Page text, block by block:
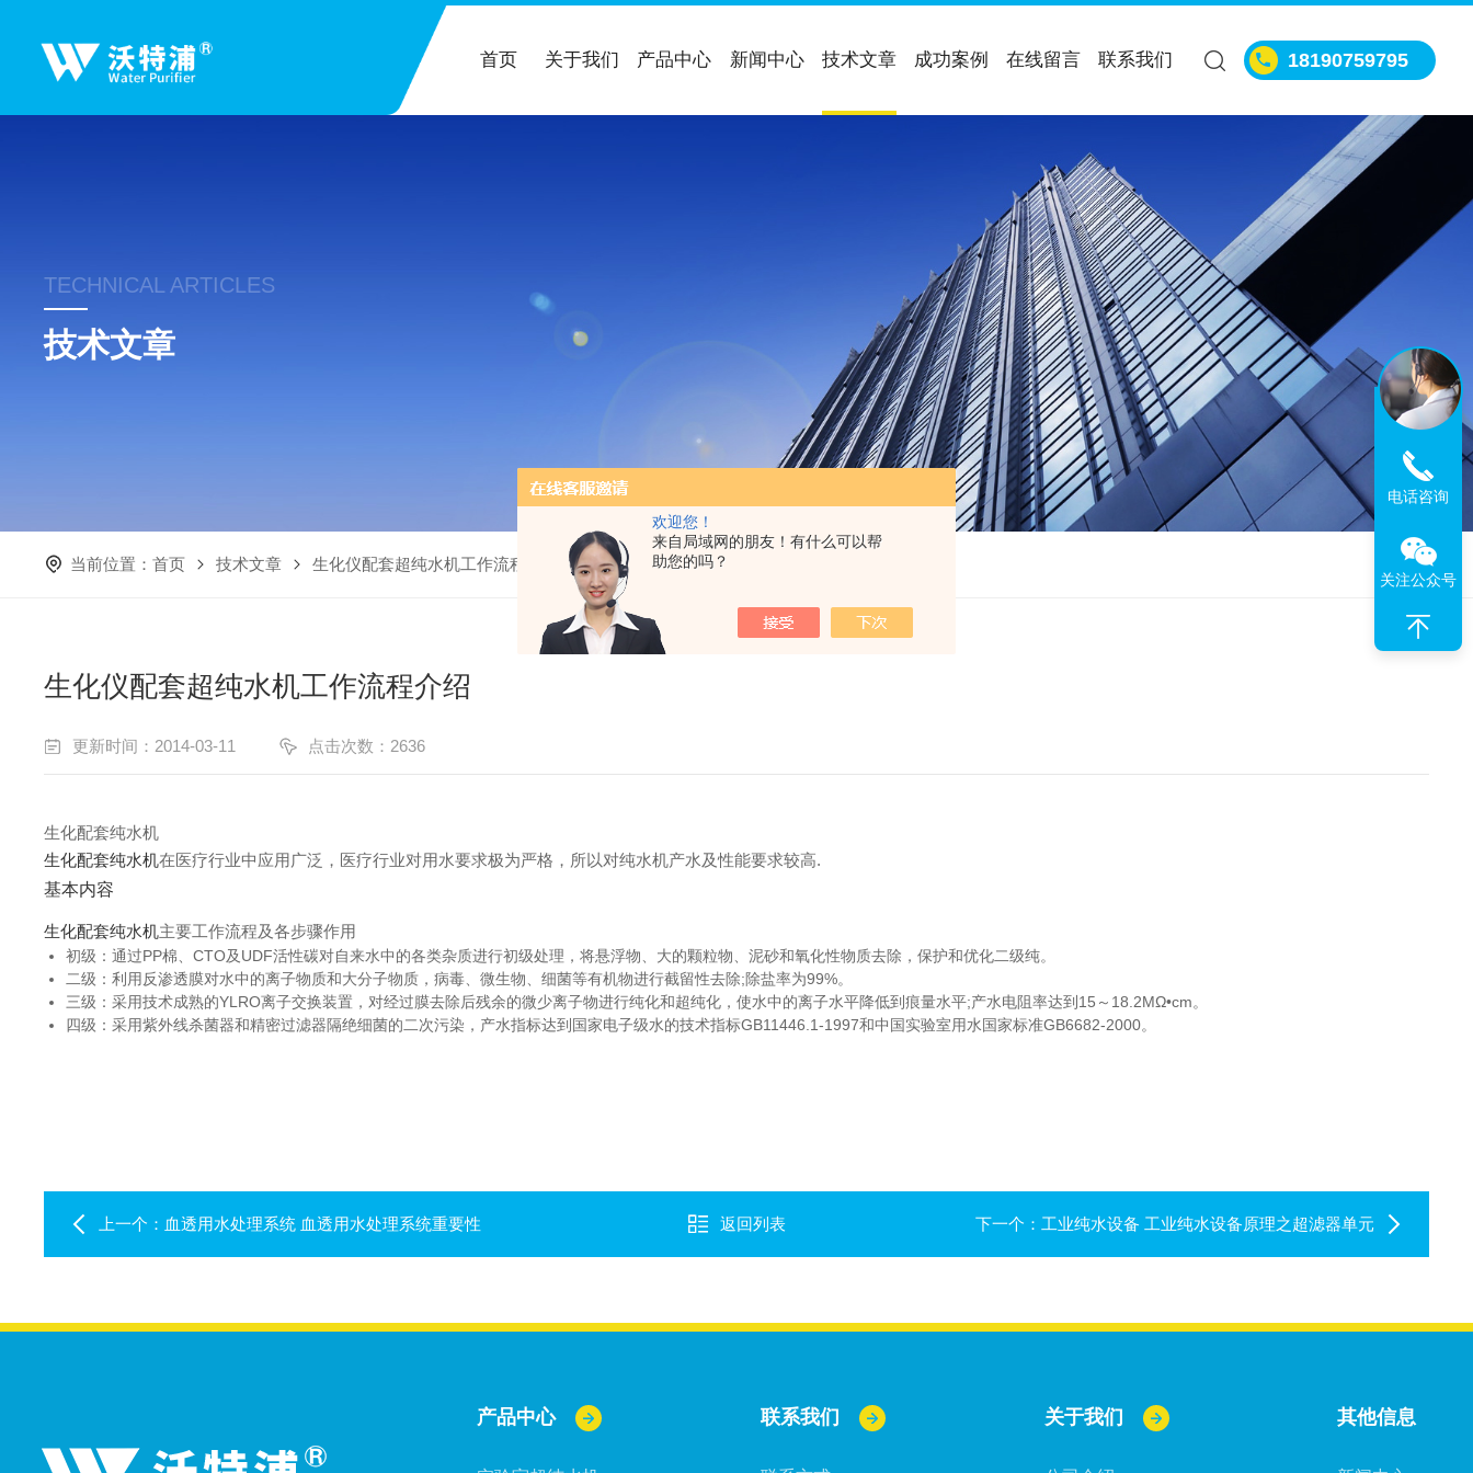
欢迎您！
来自局域网的朋友！有什么可以帮
助您的吗？
18190759795
首页 关于我们 产品中心 新闻中心 技术文章 成功案例 在线留言 联系我们
TECHNICAL ARTICLES
技术文章
当前位置：首页 技术文章 生化仪配套超纯水机工作流程介绍
生化仪配套超纯水机工作流程介绍
更新时间：2014-03-11 点击次数：2636
生化配套纯水机
生化配套纯水机在医疗行业中应用广泛，医疗行业对用水要求极为严格，所以对纯水机产水及性能要求较高.
基本内容
生化配套纯水机主要工作流程及各步骤作用
初级：通过PP棉、CTO及UDF活性碳对自来水中的各类杂质进行初级处理，将悬浮物、大的颗粒物、泥砂和氧化性物质去除，保护和优化二级纯。
二级：利用反渗透膜对水中的离子物质和大分子物质，病毒、微生物、细菌等有机物进行截留性去除;除盐率为99%。
三级：采用技术成熟的YLRO离子交换装置，对经过膜去除后残余的微少离子物进行纯化和超纯化，使水中的离子水平降低到痕量水平;产水电阻率达到15～18.2MΩ•cm。
四级：采用紫外线杀菌器和精密过滤器隔绝细菌的二次污染，产水指标达到国家电子级水的技术指标GB11446.1-1997和中国实验室用水国家标准GB6682-2000。
上一个： 血透用水处理系统 血透用水处理系统重要性 返回列表 下一个： 工业纯水设备 工业纯水设备原理之超滤器单元
产品中心 联系我们 关于我们 其他信息
电话咨询
关注公众号